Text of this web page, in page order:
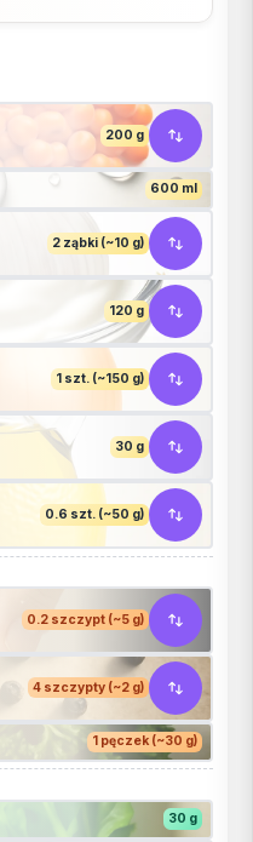
200 g
600 ml
2 ząbki (~10 g)
120 g
1 szt. (~150 g)
30 g
0.6 szt. (~50 g)
0.2 szczypt (~5 g)
4 szczypty (~2 g)
1 pęczek (~30 g)
30 g